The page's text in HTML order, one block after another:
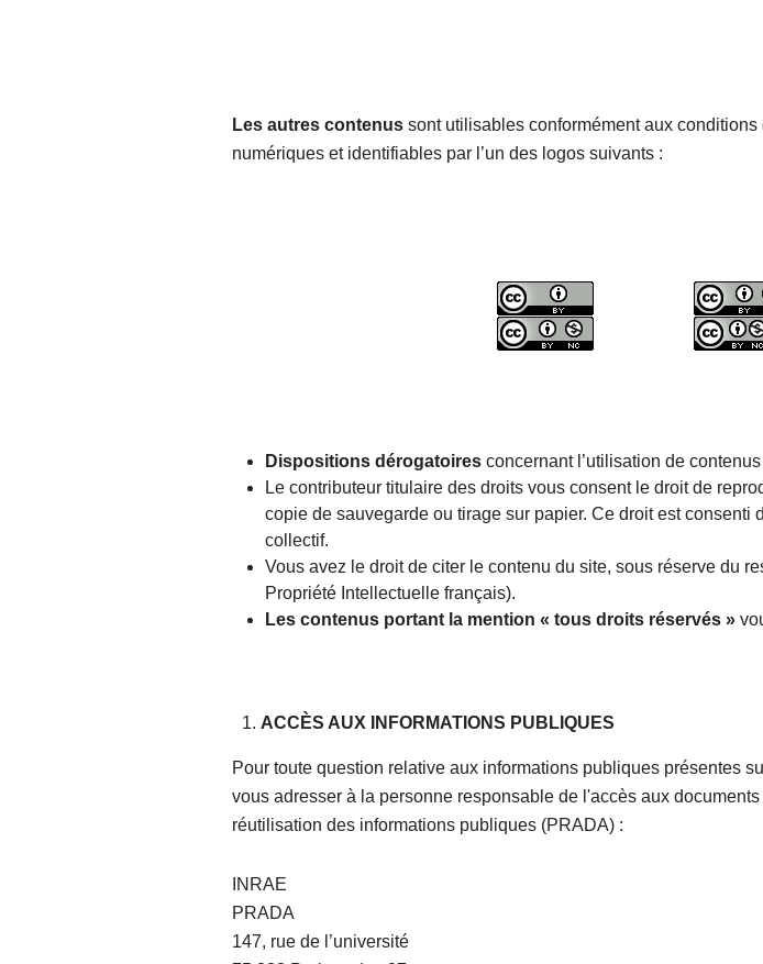
Les autres contenussont utilisables conformément aux
numériques et identifiables par l’un des logos suivants :
Dispositions dérogatoires concernant l’utilisation de
Le contributeur titulaire des droits vous consent le droit de
copie de sauvegarde ou tirage sur papier. Ce droit est
collectif.
Vous avez le droit de citer le contenu du site, sous réserve du
Propriété Intellectuelle français).
Les contenus portant la mention « tous droits réservés »
ACCÈS AUX INFORMATIONS PUBLIQUES
Pour toute question relative aux informations publiques présentes
vous adresser à la personne responsable de l'accès aux
réutilisation des informations publiques (PRADA) :
INRAE
PRADA
147, rue de l’université